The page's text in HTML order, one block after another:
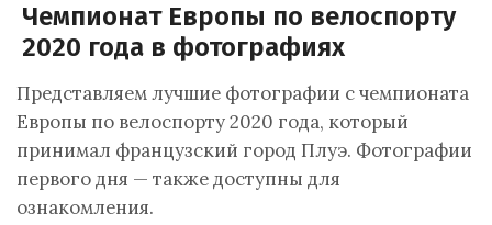
Чемпионат Европы по велоспорту
2020 года в фотографиях
Представляем лучшие фотографии с чемпионата
Европы по велоспорту 2020 года, который
принимал французский город Плуэ. Фотографии
первого дня — также доступны для
ознакомления.